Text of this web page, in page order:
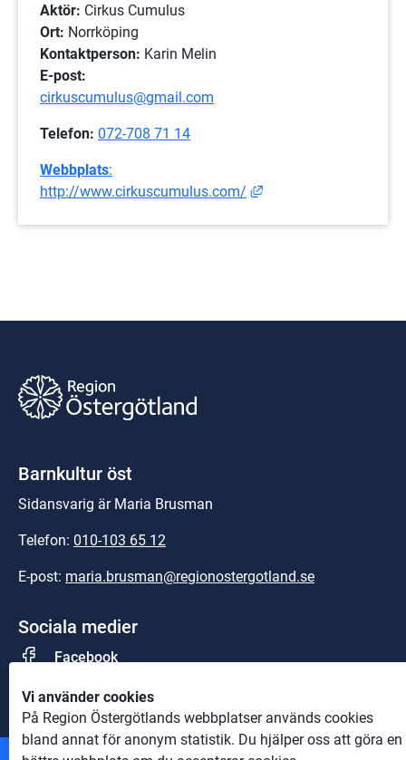
Vi använder cookies
På Region Östergötlands webbplatser används cookies
bland annat för anonym statistik. Du hjälper oss att göra en
Aktör: Cirkus Cumulus
Ort: Norrköping
Kontaktperson: Karin Melin
E-post:
cirkuscumulus@gmail.com
Telefon: 072-708 71 14
Webbplats:
http://www.cirkuscumulus.com/
Länk till annan
Barnkultur öst
Sidansvarig är Maria Brusman
Telefon: 010-103 65 12
E-post: maria.brusman@regionostergotland.se
Sociala medier
Facebook